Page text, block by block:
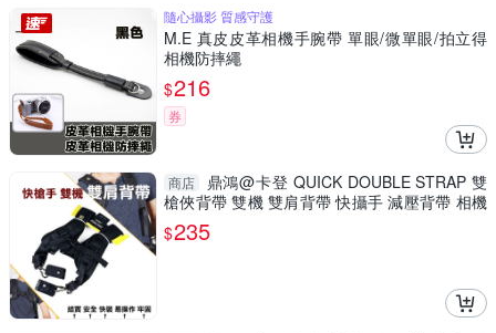
隨心攝影 質感守護
M.E 真皮皮革相機手腕帶 單眼/微單眼/拍立得
相機防摔繩
$216
券
商店
鼎鴻@卡登 QUICK DOUBLE STRAP 雙
槍俠背帶 雙機 雙肩背帶 快攝手 減壓背帶 相機
背帶
$235